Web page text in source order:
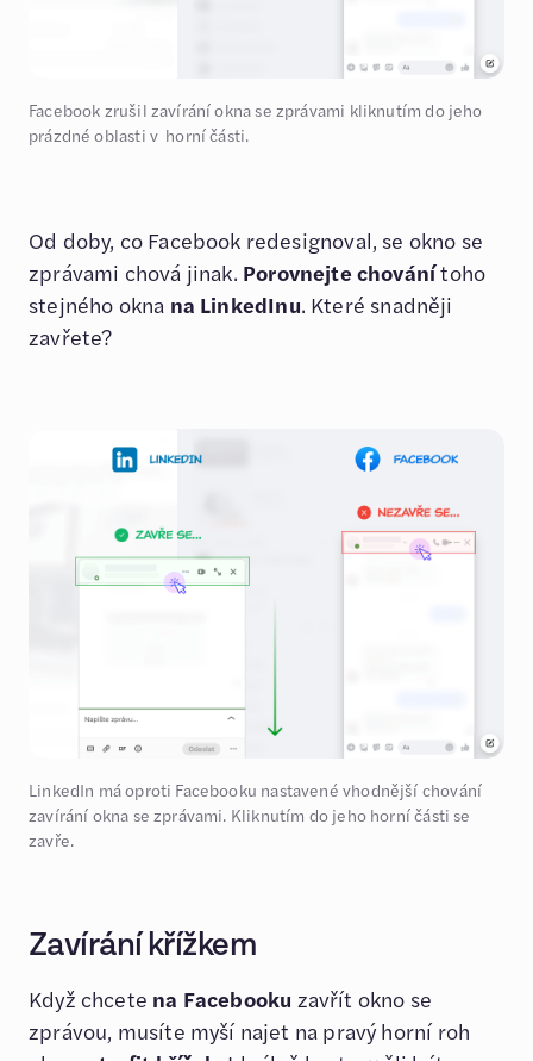
Facebook zrušil zavírání okna se zprávami kliknutím do jeho
prázdné oblasti v horní části.
Od doby, co Facebook redesignoval, se okno se
zprávami chová jinak. Porovnejte chovánítoho
stejného okna na LinkedInu. Které snadněji
zavřete?
LinkedIn má oproti Facebooku nastavené vhodnější chování
zavírání okna se zprávami. Kliknutím do jeho horní části se
zavře.
Zavírání křížkem
Když chcete na Facebooku zavřít okno se
zprávou, musíte myší najet na pravý horní roh